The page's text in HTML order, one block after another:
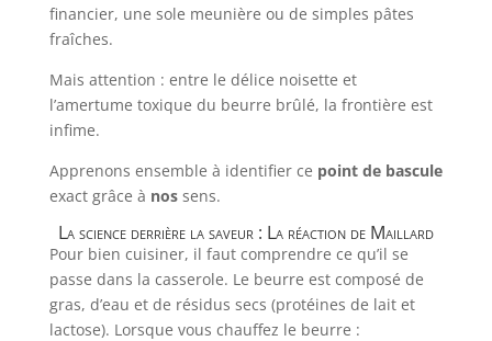
financier, une sole meunière ou de simples pâtes
fraîches.
Mais attention : entre le délice noisette et
l’amertume toxique du beurre brûlé, la frontière est
infime.
Apprenons ensemble à identifier ce point de bascule
exact grâce à nossens.
La science derrière la saveur : La réaction de Maillard
Pour bien cuisiner, il faut comprendre ce qu’il se
passe dans la casserole. Le beurre est composé de
gras, d’eau et de résidus secs (protéines de lait et
lactose). Lorsque vous chauffez le beurre :